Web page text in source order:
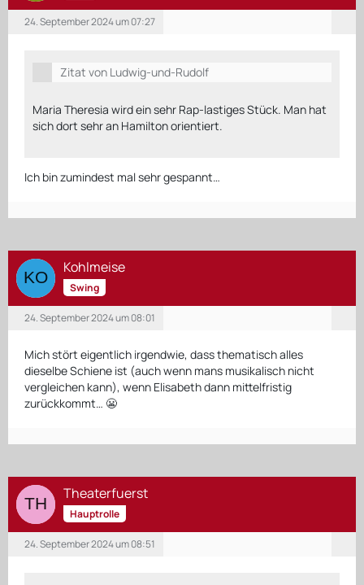
24. September 2024 um 07:27
Zitat von Ludwig-und-Rudolf
Maria Theresia wird ein sehr Rap-lastiges Stück. Man hat
sich dort sehr an Hamilton orientiert.
Ich bin zumindest mal sehr gespannt…
Kohlmeise
Swing
24. September 2024 um 08:01
Mich stört eigentlich irgendwie, dass thematisch alles
dieselbe Schiene ist (auch wenn mans musikalisch nicht
vergleichen kann), wenn Elisabeth dann mittelfristig
zurückkommt… 😬
Theaterfuerst
Hauptrolle
24. September 2024 um 08:51